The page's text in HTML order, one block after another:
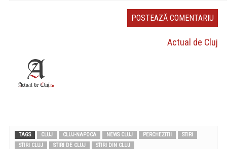
Actual de Cluj
TAGS CLUJ CLUJ-NAPOCA NEWS CLUJ PERCHEZITII
STIRI
STIRI CLUJ
STIRI DE CLUJ STIRI DIN CLUJ